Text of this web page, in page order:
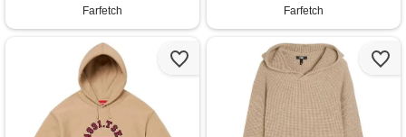
Farfetch
Farfetch